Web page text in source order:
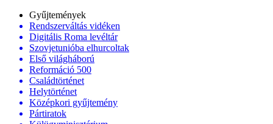
Gyűjtemények
Rendszerváltás vidéken
Digitális Roma levéltár
Szovjetunióba elhurcoltak
Első világháború
Reformáció 500
Családtörténet
Helytörténet
Középkori gyűjtemény
Pártiratok